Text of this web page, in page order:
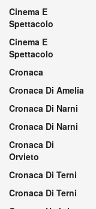
Cinema E
Spettacolo
Cinema E
Spettacolo
Cronaca
Cronaca Di Amelia
Cronaca Di Narni
Cronaca Di Narni
Cronaca Di
Orvieto
Cronaca Di Terni
Cronaca Di Terni